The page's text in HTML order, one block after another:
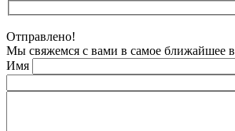
Отправлено!
Мы свяжемся с вами в самое ближайшее
Имя